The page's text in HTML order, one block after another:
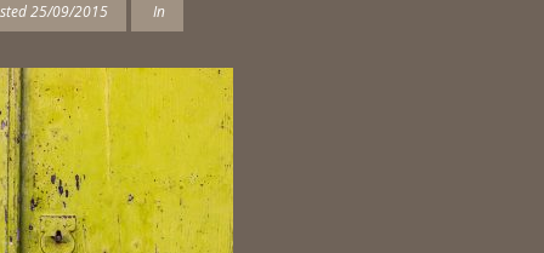
25/09/2015 In